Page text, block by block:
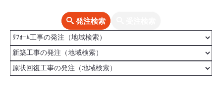
発注検索